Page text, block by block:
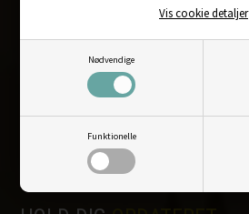
Nødvendige
Funktionelle
Vis cookie detaljer
Telefon support:
96812040
Mandag-fredag: 10.00-15.30
Weekend og helligdage: lukket